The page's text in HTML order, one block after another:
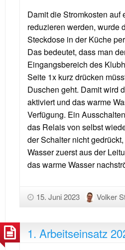
Damit die Stromkosten auf
reduzieren werden, wurde
Steckdose in der Küche
Das bedeutet, dass man
Eingangsbereich des
Seite 1x kurz drücken
Duschen geht. Damit wird
aktiviert und das warme
Verfügung. Ein
das Relais von selbst
der Schalter nicht
Wasser zuerst aus der
das warme Wasser
15. Juni 2023 Volker
1. Arbeitseinsatz